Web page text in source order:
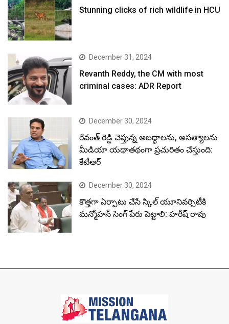
Stunning clicks of rich wildlife in HCU
December 31, 2024
Revanth Reddy, the CM with most
criminal cases: ADR Report
December 30, 2024
రేవంత్ రెడ్డి చెప్తున్న అబద్ధాలను, అసత్యాలను
మీడియా యథాతథంగా ప్రచురితం చేస్తుంది:
కేటీఆర్
December 30, 2024
కొత్తగా ఏర్పాటు చేసే స్కిల్ యూనివర్సిటీకి
మన్మోహన్ సింగ్ పేరు పెట్టాలి: హరీష్ రావు